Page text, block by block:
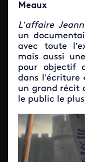
Meaux
L’affaire
un
avec toute
mais aussi
pour objectif
dans
un grand récit
le public le